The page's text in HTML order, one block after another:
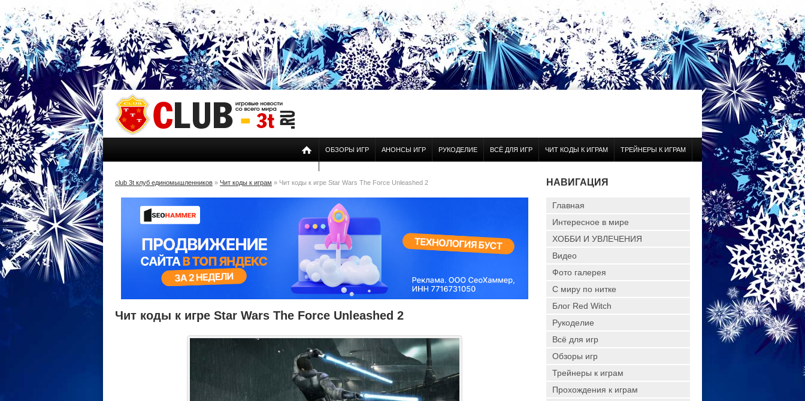
ОБЗОРЫ ИГР АНОНСЫ ИГР РУКОДЕЛИЕ ВСЁ ДЛЯ ИГР ЧИТ КОДЫ К ИГРАМ ТРЕЙНЕРЫ К ИГРАМ
club 3t клуб единомышленников » Чит коды к играм » Чит коды к игре Star Wars The Force Unleashed 2
Чит коды к игре Star Wars The Force Unleashed 2
НАВИГАЦИЯ
Главная
Интересное в мире
ХОББИ И УВЛЕЧЕНИЯ
Видео
Фото галерея
С миру по нитке
Блог Red Witch
Рукоделие
Всё для игр
Обзоры игр
Трейнеры к играм
Прохождения к играм